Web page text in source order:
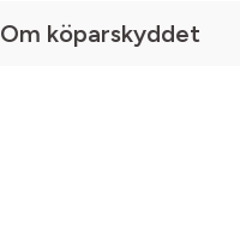
Om köparskyddet